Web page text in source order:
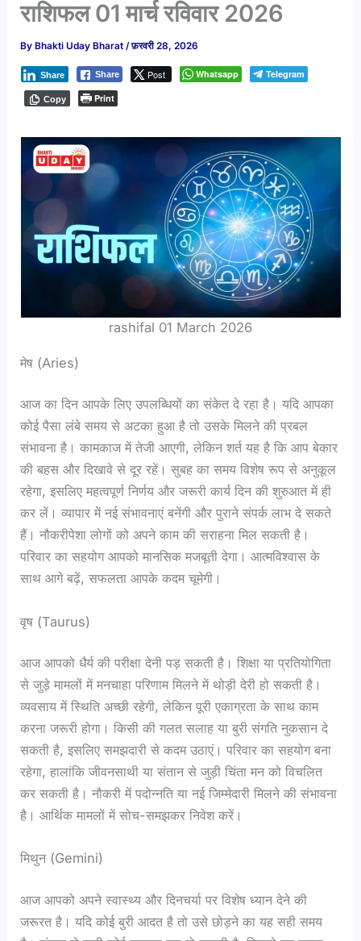
राशिफल 01 मार्च रविवार 2026
By Bhakti Uday Bharat/फ़रवरी 28, 2026
Share Post
Share Whatsapp Telegram
Copy Print
rashifal 01 March 2026
मेष (Aries)
आज का दिन आपके लिए उपलब्धियों का संकेत दे रहा है। यदि आपका
कोई पैसा लंबे समय से अटका हुआ है तो उसके मिलने की प्रबल
संभावना है। कामकाज में तेजी आएगी, लेकिन शर्त यह है कि आप बेकार
की बहस और दिखावे से दूर रहें। सुबह का समय विशेष रूप से अनुकूल
रहेगा, इसलिए महत्वपूर्ण निर्णय और जरूरी कार्य दिन की शुरुआत में ही
कर लें। व्यापार में नई संभावनाएं बनेंगी और पुराने संपर्क लाभ दे सकते
हैं। नौकरीपेशा लोगों को अपने काम की सराहना मिल सकती है।
परिवार का सहयोग आपको मानसिक मजबूती देगा। आत्मविश्वास के
साथ आगे बढ़ें, सफलता आपके कदम चूमेगी।
वृष (Taurus)
आज आपको धैर्य की परीक्षा देनी पड़ सकती है। शिक्षा या प्रतियोगिता
से जुड़े मामलों में मनचाहा परिणाम मिलने में थोड़ी देरी हो सकती है।
व्यवसाय में स्थिति अच्छी रहेगी, लेकिन पूरी एकाग्रता के साथ काम
करना जरूरी होगा। किसी की गलत सलाह या बुरी संगति नुकसान दे
सकती है, इसलिए समझदारी से कदम उठाएं। परिवार का सहयोग बना
रहेगा, हालांकि जीवनसाथी या संतान से जुड़ी चिंता मन को विचलित
कर सकती है। नौकरी में पदोन्नति या नई जिम्मेदारी मिलने की संभावना
है। आर्थिक मामलों में सोच-समझकर निवेश करें।
मिथुन (Gemini)
आज आपको अपने स्वास्थ्य और दिनचर्या पर विशेष ध्यान देने की
जरूरत है। यदि कोई बुरी आदत है तो उसे छोड़ने का यह सही समय